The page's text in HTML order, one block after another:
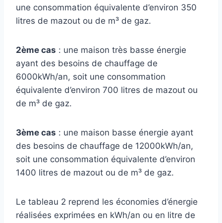
une consommation équivalente d’environ 350
litres de mazout ou de m³ de gaz.
2ème cas : une maison très basse énergie
ayant des besoins de chauffage de
6000kWh/an, soit une consommation
équivalente d’environ 700 litres de mazout ou
de m³ de gaz.
3ème cas : une maison basse énergie ayant
des besoins de chauffage de 12000kWh/an,
soit une consommation équivalente d’environ
1400 litres de mazout ou de m³ de gaz.
Le tableau 2 reprend les économies d’énergie
réalisées exprimées en kWh/an ou en litre de